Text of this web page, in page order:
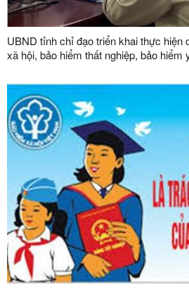
UBND tỉnh chỉ đạo triển khai thực hiện
xã hội, bảo hiểm thất nghiệp, bảo hiểm